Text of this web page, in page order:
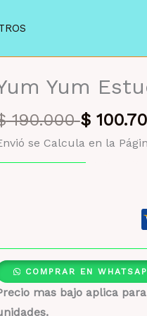
Yum
190.000 $
se Calcula en la
COMPRAR EN
mas bajo aplica